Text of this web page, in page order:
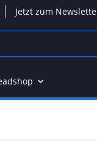
Jetzt zum